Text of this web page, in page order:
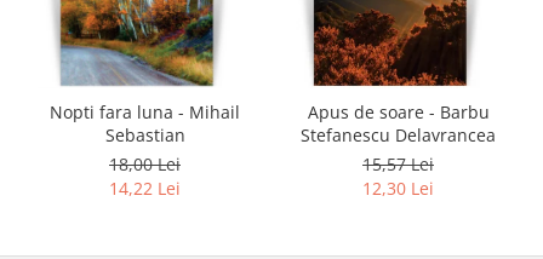
Nopti fara luna - Mihail
Sebastian
18,00 Lei
14,22 Lei
Apus de soare - Barbu
Stefanescu Delavrancea
15,57 Lei
12,30 Lei